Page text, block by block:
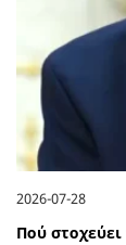
2026-07-28
Πού